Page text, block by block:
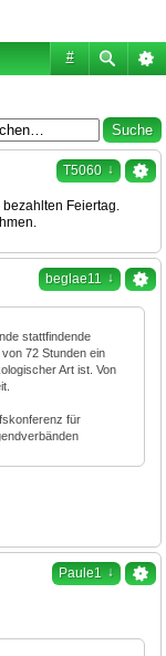
#
T5060 ↓
Feiertag.
beglae11 ↓
stattfindende
72 Stunden ein
Art ist. Von
für
Paule1 ↓